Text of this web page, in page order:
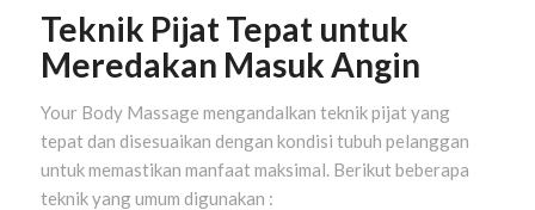
Teknik Pijat Tepat untuk
Meredakan Masuk Angin
Your Body Massage mengandalkan teknik pijat yang
tepat dan disesuaikan dengan kondisi tubuh pelanggan
untuk memastikan manfaat maksimal. Berikut beberapa
teknik yang umum digunakan :